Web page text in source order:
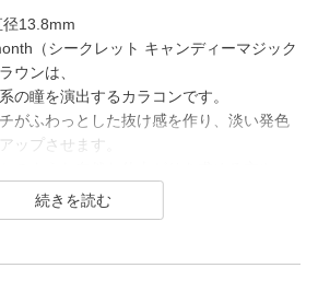
13.8mm
（シークレット キャンディーマジック
ウンは、
の瞳を演出するカラコンです。
がふわっとした抜け感を作り、淡い発色
ップさせます。
相性ばっちりです。
発売当初から今まで若い世代を中心に絶